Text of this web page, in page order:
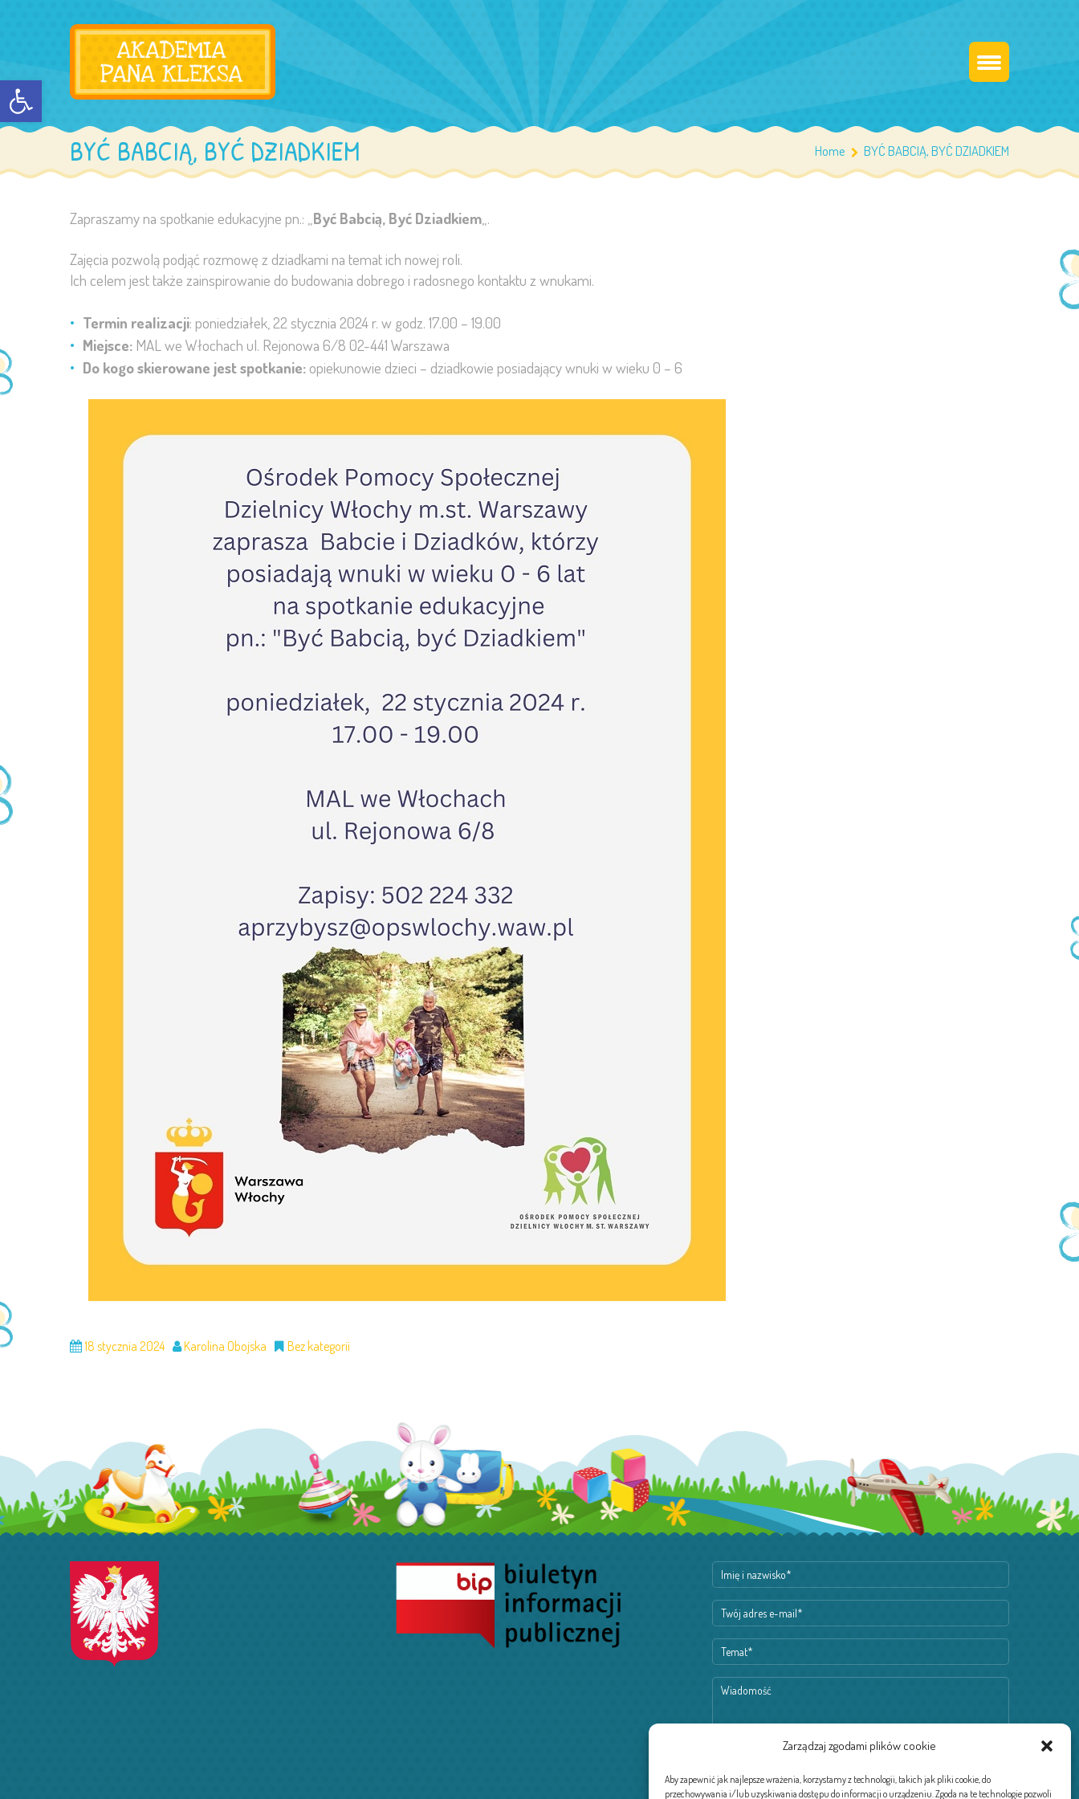
Otwórz pasek narzędzi
Zarządzaj zgodami plików cookie
Aby zapewnić jak najlepsze wrażenia, korzystamy z technologii, takich jak pliki cookie, do
przechowywania i/lub uzyskiwania dostępu do informacji o urządzeniu. Zgoda na te technologie pozwoli
BYĆ BABCIĄ, BYĆ DZIADKIEM Home BYĆ BABCIĄ, BYĆ DZIADKIEM
Zapraszamy na spotkanie edukacyjne pn.: „Być Babcią, Być Dziadkiem„.
Zajęcia pozwolą podjąć rozmowę z dziadkami na temat ich nowej roli.
Ich celem jest także zainspirowanie do budowania dobrego i radosnego kontaktu z wnukami.
Termin realizacji: poniedziałek, 22 stycznia 2024 r. w godz. 17.00 – 19.00
Miejsce: MAL we Włochach ul. Rejonowa 6/8 02-441 Warszawa
Do kogo skierowane jest spotkanie: opiekunowie dzieci – dziadkowie posiadający wnuki w wieku 0 – 6
18 stycznia 2024 Karolina Obojska Bez kategorii